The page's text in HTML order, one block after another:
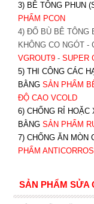
3) BÊ TÔNG PHUN
PHẨM PCON
4) ĐỔ BÙ BÊ TÔNG
KHÔNG CO NGÓT
VGROUT9- SUPER
5) THI CÔNG CÁC
BẰNG SẢN PHẨM
ĐỘ CAO VCOLD
6) CHỐNG RỈ
BẰNG SẢN PHẨM
7) CHỐNG ĂN MÒN
PHẨM
SẢN PHẨM SỬA